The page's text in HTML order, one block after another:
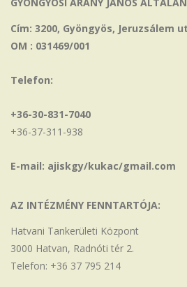
Cím: 3200, Gyöngyös, Jeruzsálem
OM : 031469/001
Telefon:
+36-30-831-7040
+36-37-311-938
E-mail: ajiskgy/kukac/gmail.com
AZ INTÉZMÉNY FENNTARTÓJA:
Hatvani Tankerületi Központ
3000 Hatvan, Radnóti tér 2.
Telefon: +36 37 795 214